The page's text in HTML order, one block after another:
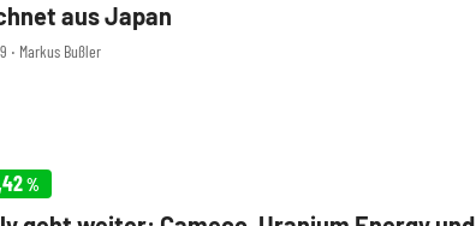
‧ Markus Bußler
aus Japan
%